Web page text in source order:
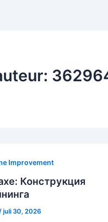
Improvement
Конструкция
/juli 30, 2026